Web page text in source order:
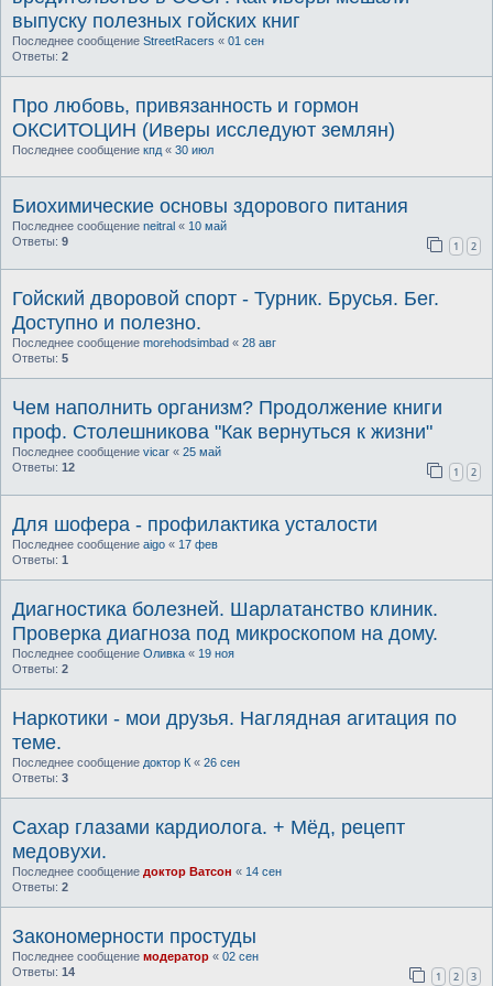
выпуску полезных гойских книг
Последнее сообщение StreetRacers « 01 сен
Ответы: 2
Про любовь, привязанность и гормон
ОКСИТОЦИН (Иверы исследуют землян)
Последнее сообщение кпд « 30 июл
Биохимические основы здорового питания
Последнее сообщение neitral « 10 май
Ответы: 9 1 2
Гойский дворовой спорт - Турник. Брусья. Бег.
Доступно и полезно.
Последнее сообщение morehodsimbad « 28 авг
Ответы: 5
Чем наполнить организм? Продолжение книги
проф. Столешникова "Как вернуться к жизни"
Последнее сообщение vicar « 25 май
Ответы: 12 1 2
Для шофера - профилактика усталости
Последнее сообщение aigo « 17 фев
Ответы: 1
Диагностика болезней. Шарлатанство клиник.
Проверка диагноза под микроскопом на дому.
Последнее сообщение Оливка « 19 ноя
Ответы: 2
Наркотики - мои друзья. Наглядная агитация по
теме.
Последнее сообщение доктор К « 26 сен
Ответы: 3
Сахар глазами кардиолога. + Мёд, рецепт
медовухи.
Последнее сообщение доктор Ватсон « 14 сен
Ответы: 2
Закономерности простуды
Последнее сообщение модератор « 02 сен
Ответы: 14 1 2 3